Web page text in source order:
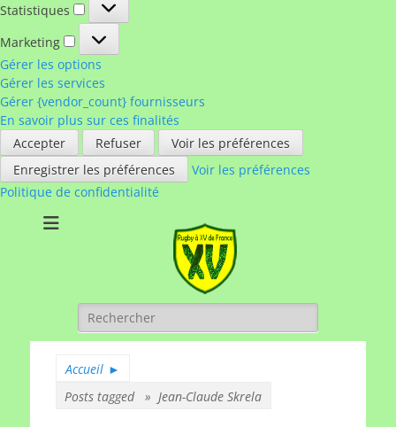
Statistiques
Marketing
Gérer les options
Gérer les services
Gérer {vendor_count} fournisseurs
En savoir plus sur ces finalités
Accepter
Refuser
Voir les préférences
Enregistrer les préférences
Voir les préférences
Politique de confidentialité
Rugby à XV de
Rechercher :
Accueil ►
Posts tagged » Jean-Claude Skrela